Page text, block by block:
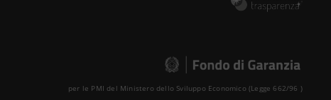
per le PMI del Ministero dello Sviluppo Economico (Legge 662/96 )